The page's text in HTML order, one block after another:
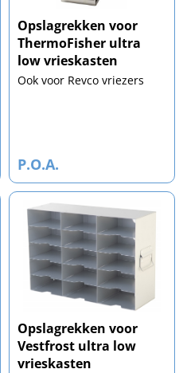
Opslagrekken voor
ThermoFisher ultra
low vrieskasten
Ook voor Revco vriezers
P.O.A.
Opslagrekken voor
Vestfrost ultra low
vrieskasten